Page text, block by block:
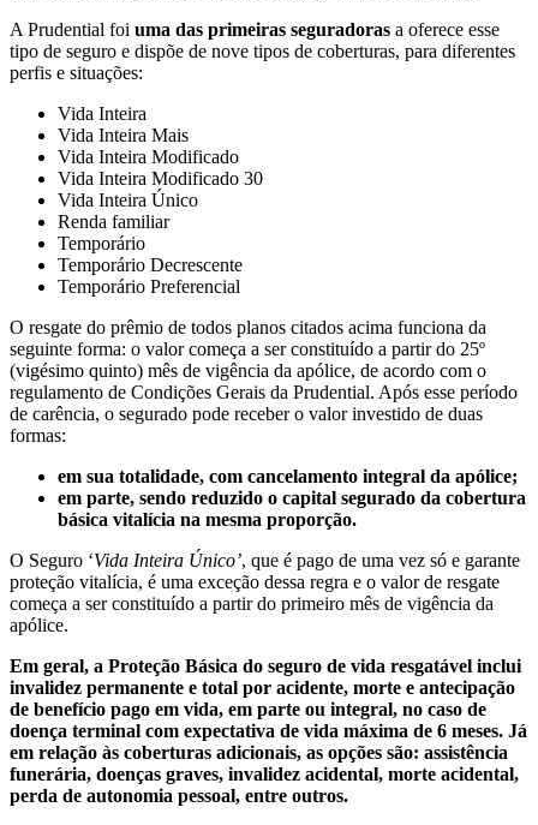
A Prudential foi uma das primeiras seguradoras a oferece esse
tipo de seguro e dispõe de nove tipos de coberturas, para diferentes
perfis e situações:
Vida Inteira
Vida Inteira Mais
Vida Inteira Modificado
Vida Inteira Modificado 30
Vida Inteira Único
Renda familiar
Temporário
Temporário Decrescente
Temporário Preferencial
O resgate do prêmio de todos planos citados acima funciona da
seguinte forma: o valor começa a ser constituído a partir do 25º
(vigésimo quinto) mês de vigência da apólice, de acordo com o
regulamento de Condições Gerais da Prudential. Após esse período
de carência, o segurado pode receber o valor investido de duas
formas:
em sua totalidade, com cancelamento integral da apólice;
em parte, sendo reduzido o capital segurado da cobertura
básica vitalícia na mesma proporção.
O Seguro ‘Vida Inteira Único’, que é pago de uma vez só e garante
proteção vitalícia, é uma exceção dessa regra e o valor de resgate
começa a ser constituído a partir do primeiro mês de vigência da
apólice.
Em geral, a Proteção Básica do seguro de vida resgatável inclui
invalidez permanente e total por acidente, morte e antecipação
de benefício pago em vida, em parte ou integral, no caso de
doença terminal com expectativa de vida máxima de 6 meses. Já
em relação às coberturas adicionais, as opções são: assistência
funerária, doenças graves, invalidez acidental, morte acidental,
perda de autonomia pessoal, entre outros.